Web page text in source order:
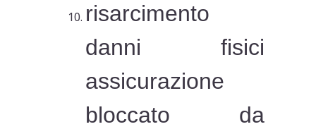
risarcimento
danni fisici
assicurazione
bloccato da